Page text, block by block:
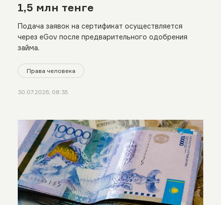
1,5 млн тенге
Подача заявок на сертификат осуществляется
через eGov после предварительного одобрения
займа.
Права человека
30.07.2026, 08:35